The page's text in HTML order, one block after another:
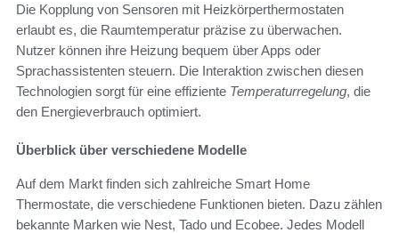
Die Kopplung von Sensoren mit Heizkörperthermostaten
erlaubt es, die Raumtemperatur präzise zu überwachen.
Nutzer können ihre Heizung bequem über Apps oder
Sprachassistenten steuern. Die Interaktion zwischen diesen
Technologien sorgt für eine effiziente Temperaturregelung, die
den Energieverbrauch optimiert.
Überblick über verschiedene Modelle
Auf dem Markt finden sich zahlreiche Smart Home
Thermostate, die verschiedene Funktionen bieten. Dazu zählen
bekannte Marken wie Nest, Tado und Ecobee. Jedes Modell